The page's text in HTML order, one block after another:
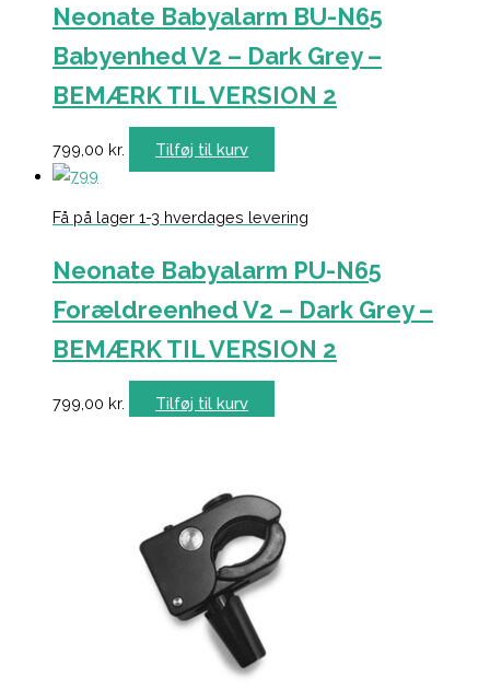
Neonate Babyalarm BU-N65
Babyenhed V2 – Dark Grey –
BEMÆRK TIL VERSION 2
799,00 kr. Tilføj til kurv
Få på lager 1-3 hverdages levering
Neonate Babyalarm PU-N65
Forældreenhed V2 – Dark Grey –
BEMÆRK TIL VERSION 2
799,00 kr. Tilføj til kurv